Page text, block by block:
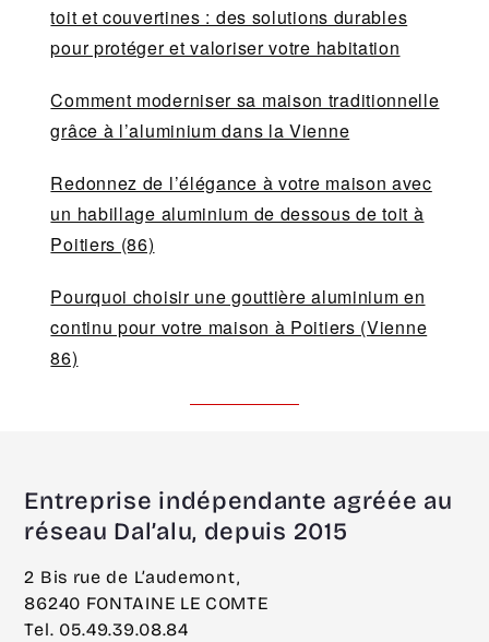
toit et couvertines : des solutions durables
pour protéger et valoriser votre habitation
Comment moderniser sa maison traditionnelle
grâce à l’aluminium dans la Vienne
Redonnez de l’élégance à votre maison avec
un habillage aluminium de dessous de toit à
Poitiers (86)
Pourquoi choisir une gouttière aluminium en
continu pour votre maison à Poitiers (Vienne
86)
Entreprise indépendante agréée au
réseau Dal’alu, depuis 2015
2 Bis rue de L’audemont,
86240 FONTAINE LE COMTE
Tel. 05.49.39.08.84